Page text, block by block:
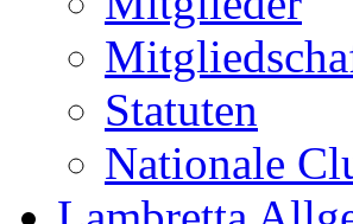
Statuten
Nationale